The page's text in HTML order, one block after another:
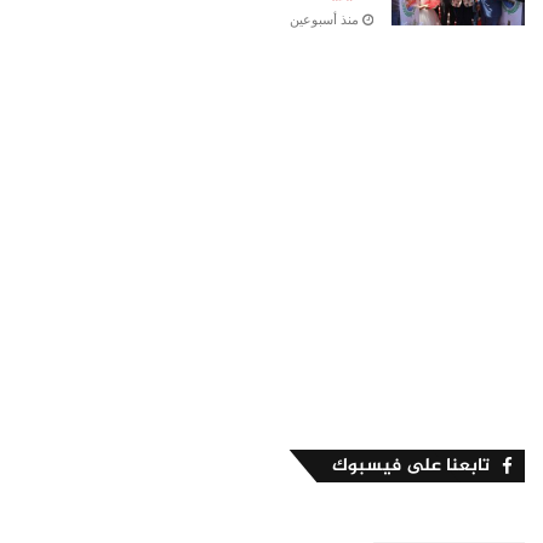
منذ أسبوعين
تابعنا على فيسبوك